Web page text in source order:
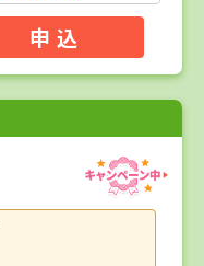
申 込